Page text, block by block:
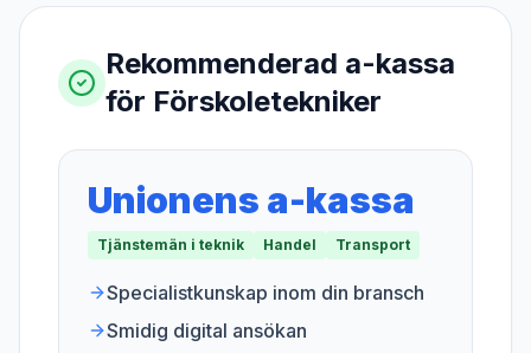
Rekommenderad a-kassa
för Förskoletekniker
Unionens a-kassa
Tjänstemän i teknik Handel Transport
Specialistkunskap inom din bransch
Smidig digital ansökan